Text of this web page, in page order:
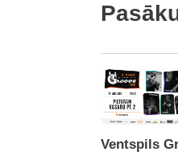
Ventspils